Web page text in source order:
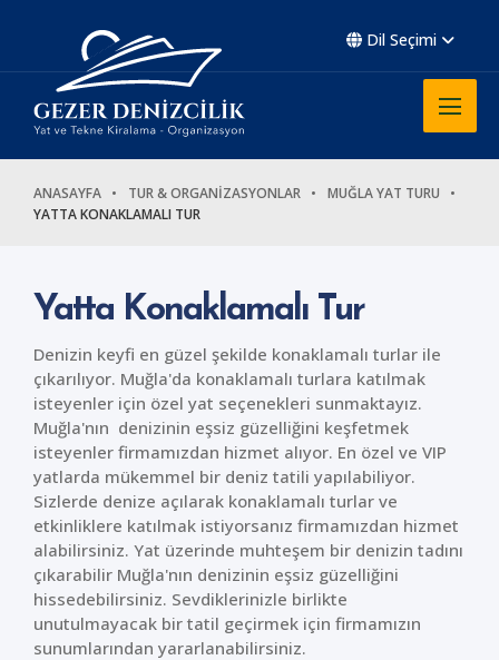
Dil Seçimi
ANASAYFA TUR & ORGANİZASYONLAR
MUĞLA YAT TURU
YATTA KONAKLAMALI TUR
Yatta Konaklamalı Tur
Denizin keyfi en güzel şekilde konaklamalı turlar ile
çıkarılıyor. Muğla'da konaklamalı turlara katılmak
isteyenler için özel yat seçenekleri sunmaktayız.
Muğla'nın denizinin eşsiz güzelliğini keşfetmek
isteyenler firmamızdan hizmet alıyor. En özel ve VIP
yatlarda mükemmel bir deniz tatili yapılabiliyor.
Sizlerde denize açılarak konaklamalı turlar ve
etkinliklere katılmak istiyorsanız firmamızdan hizmet
alabilirsiniz. Yat üzerinde muhteşem bir denizin tadını
çıkarabilir Muğla'nın denizinin eşsiz güzelliğini
hissedebilirsiniz. Sevdiklerinizle birlikte
unutulmayacak bir tatil geçirmek için firmamızın
sunumlarından yararlanabilirsiniz.